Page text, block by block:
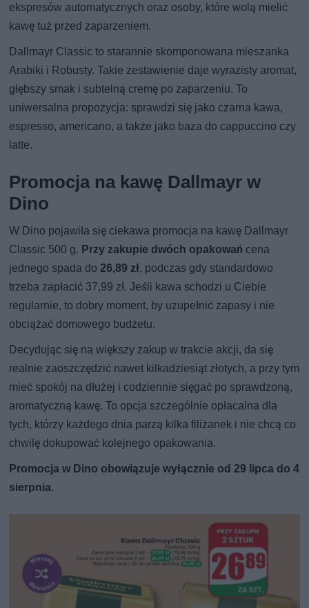
ekspresów automatycznych oraz osoby, które wolą mielić
kawę tuż przed zaparzeniem.
Dallmayr Classic to starannie skomponowana mieszanka
Arabiki i Robusty. Takie zestawienie daje wyrazisty aromat,
głębszy smak i subtelną cremę po zaparzeniu. To
uniwersalna propozycja: sprawdzi się jako czarna kawa,
espresso, americano, a także jako baza do cappuccino czy
latte.
Promocja na kawę Dallmayr w
Dino
W Dino pojawiła się ciekawa promocja na kawę Dallmayr
Classic 500 g. Przy zakupie dwóch opakowań cena
jednego spada do26,89 zł, podczas gdy standardowo
trzeba zapłacić 37,99 zł. Jeśli kawa schodzi u Ciebie
regularnie, to dobry moment, by uzupełnić zapasy i nie
obciążać domowego budżetu.
Decydując się na większy zakup w trakcie akcji, da się
realnie zaoszczędzić nawet kilkadziesiąt złotych, a przy tym
mieć spokój na dłużej i codziennie sięgać po sprawdzoną,
aromatyczną kawę. To opcja szczególnie opłacalna dla
tych, którzy każdego dnia parzą kilka filiżanek i nie chcą co
chwilę dokupować kolejnego opakowania.
Promocja w Dino obowiązuje wyłącznie od 29 lipca do 4
sierpnia.